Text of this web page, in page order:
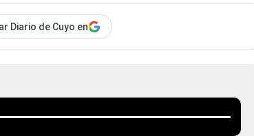
Diario de Cuyo en